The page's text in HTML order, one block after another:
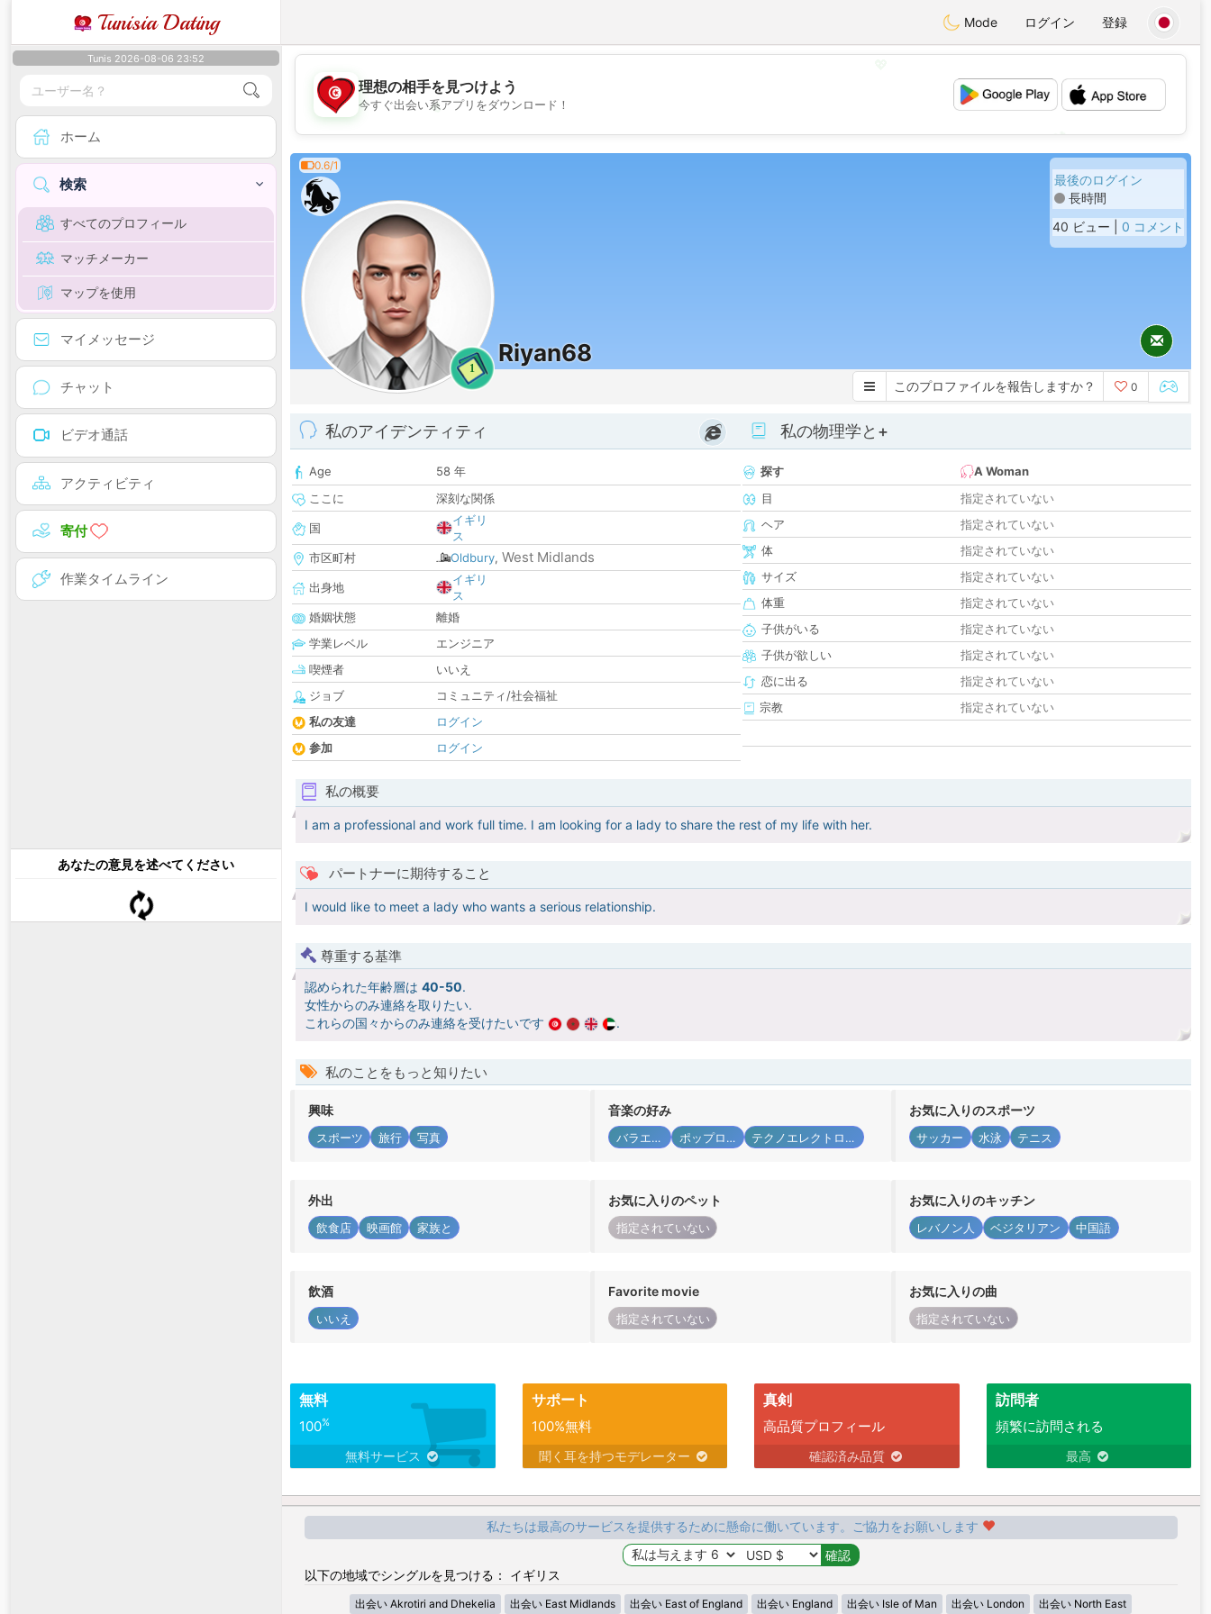
Tunisia Dating Mode ログイン 登録
Tunis 2026-08-06 23:52
ホーム
検索
すべてのプロフィール
マッチメーカー
マップを使用
マイメッセージ
チャット
ビデオ通話
アクティビティ
寄付
作業タイムライン
あなたの意見を述べてください
💖
💕
理想の相手を見つけよう
今すぐ出会い系アプリをダウンロード！
0.6/1
1
Riyan68
最後のログイン
長時間
40 ビュー | 0 コメント
このプロファイルを報告しますか？ 0
私のアイデンティティ
Age
58 年
ここに
深刻な関係
国
イギリ
ス
市区町村
Oldbury, West Midlands
出身地
イギリ
ス
婚姻状態
離婚
学業レベル
エンジニア
喫煙者
いいえ
ジョブ
コミュニティ/社会福祉
私の友達
ログイン
参加
ログイン
私の物理学と+
探す
A Woman
目
指定されていない
ヘア
指定されていない
体
指定されていない
サイズ
指定されていない
体重
指定されていない
子供がいる
指定されていない
子供が欲しい
指定されていない
恋に出る
指定されていない
宗教
指定されていない
私の概要
I am a professional and work full time. I am looking for a lady to share the rest of my life with her.
パートナーに期待すること
I would like to meet a lady who wants a serious relationship.
尊重する基準
認められた年齢層は 40-50.
女性からのみ連絡を取りたい.
これらの国々からのみ連絡を受けたいです
.
私のことをもっと知りたい
興味
スポーツ 旅行 写真
音楽の好み
バラエティ ポップロック テクノエレクトロニック
お気に入りのスポーツ
サッカー 水泳 テニス
外出
飲食店 映画館 家族と
お気に入りのペット
指定されていない
お気に入りのキッチン
レバノン人 ベジタリアン 中国語
飲酒
いいえ
Favorite movie
指定されていない
お気に入りの曲
指定されていない
無料
100%
無料サービス
サポート
100%無料
聞く耳を持つモデレーター
真剣
高品質プロフィール
確認済み品質
訪問者
頻繁に訪問される
最高
私たちは最高のサービスを提供するために懸命に働いています。ご協力をお願いします
以下の地域でシングルを見つける： イギリス
出会い Akrotiri and Dhekelia 出会い East Midlands 出会い East of England 出会い England 出会い Isle of Man 出会い London 出会い North East